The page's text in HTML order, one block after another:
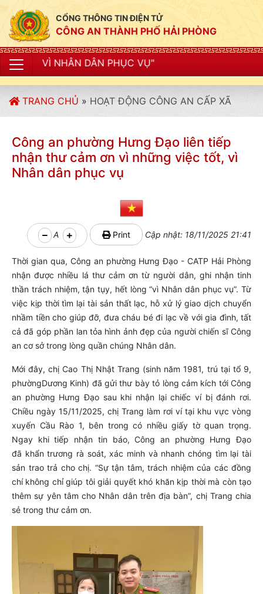
CỔNG THÔNG TIN ĐIỆN TỬ
CÔNG AN THÀNH PHỐ HẢI PHÒNG
PHỤC VỤ"
TRANG CHỦ » HOẠT ĐỘNG CÔNG AN CẤP XÃ
Công an phường Hưng Đạo liên tiếp
nhận thư cảm ơn vì những việc tốt, vì
Nhân dân phục vụ
A Print Cập nhật: 18/11/2025 21:41
Thời gian qua, Công an phường Hưng Đạo - CATP Hải Phòng
nhận được nhiều lá thư cảm ơn từ người dân, ghi nhận tinh
thần trách nhiệm, tận tụy, hết lòng “vì Nhân dân phục vụ”. Từ
việc kịp thời tìm lại tài sản thất lạc, hỗ xử lý giao dịch chuyển
nhầm tiền cho giúp đỡ, đưa cháu bé đi lạc về với gia đình, tất
cả đã góp phần lan tỏa hình ảnh đẹp của người chiến sĩ Công
an cơ sở trong lòng quần chúng Nhân dân.
Mới đây, chị Cao Thị Nhật Trang (sinh năm 1981, trú tại tổ 9,
phườngDương Kinh) đã gửi thư bày tỏ lòng cảm kích tới Công
an phường Hưng Đạo sau khi nhận lại chiếc ví bị đánh rơi.
Chiều ngày 15/11/2025, chị Trang làm rơi ví tại khu vực vòng
xuyến Cầu Rào 1, bên trong có nhiều giấy tờ quan trọng.
Ngay khi tiếp nhận tin báo, Công an phường Hưng Đạo
đã khẩn trương rà soát, xác minh và nhanh chóng tìm lại tài
sản trao trả cho chị. “Sự tận tâm, trách nhiệm của các đồng
chí không chỉ giúp tôi giải quyết khó khăn kịp thời mà còn tạo
thêm sự yên tâm cho Nhân dân trên địa bàn”, chị Trang chia
sẻ trong thư cảm ơn.